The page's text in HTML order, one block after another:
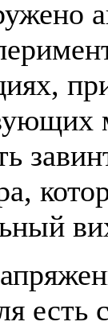
есть